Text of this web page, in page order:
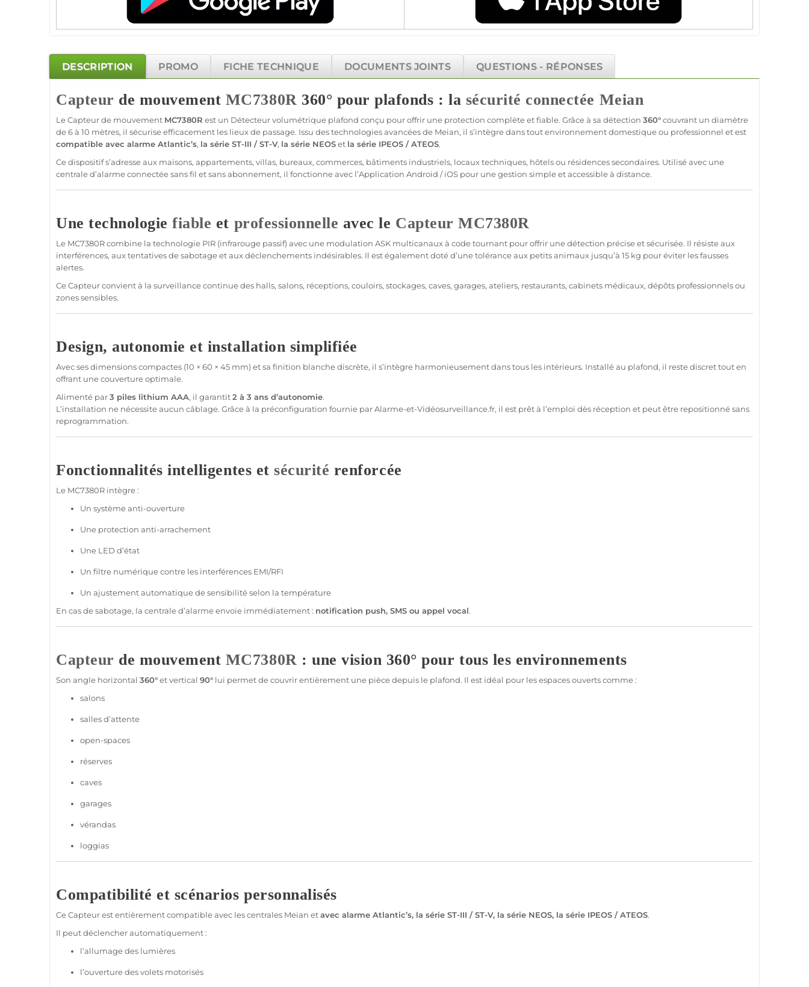
DESCRIPTION PROMO FICHE TECHNIQUE DOCUMENTS JOINTS QUESTIONS - RÉPONSES
Capteur de mouvement MC7380R 360° pour plafonds : la sécurité connectée Meian
LeCapteurde mouvement MC7380R est un Détecteurvolumétrique plafond conçu pour offrir une protection complète etfiable. Grâce à sa détection 360°couvrant un diamètre
de 6 à 10 mètres, il sécurise efficacement les lieux de passage. Issu des technologies avancées de Meian, il s’intègre dans tout environnement domestique ou professionnel et est
compatible avec alarme Atlantic’s, la série ST-III /ST-V, la série NEOSet la série IPEOS /ATEOS.
Ce dispositif s’adresse aux maisons, appartements, villas, bureaux, commerces, bâtiments industriels, locaux techniques, hôtelsou résidencessecondaires. Utilisé avec une
centraled’alarmeconnectéesans fil etsans abonnement, il fonctionne avec l’Application Android /iOS pour une gestion simple et accessible à distance.
Une technologiefiable et professionnelle avec le Capteur MC7380R
Le MC7380Rcombine la technologie PIR (infrarouge passif) avec une modulation ASK multicanaux à code tournant pour offrir une détection précise et sécurisée. Il résiste aux
interférences, aux tentatives de sabotage et aux déclenchements indésirables. Il est également doté d’une tolérance aux petits animaux jusqu’à 15 kg pour éviter les fausses
alertes.
CeCapteurconvient à la surveillancecontinue des halls, salons, réceptions, couloirs, stockages, caves, garages, ateliers, restaurants, cabinets médicaux, dépôts professionnels ou
zones sensibles.
Design, autonomie et installation simplifiée
Avec ses dimensions compactes (10 × 60 × 45 mm) et sa finition blanche discrète, il s’intègre harmonieusement dans tous les intérieurs. Installé au plafond, il reste discret tout en
offrant une couverture optimale.
Alimenté par3 piles lithium AAA, il garantit2 à 3 ans d’autonomie.
L’installation ne nécessite aucun câblage. Grâce à la préconfiguration fournie parAlarme-et-Vidéosurveillance.fr, il est prêt à l’emploi dès réception et peut être repositionné sans
reprogrammation.
Fonctionnalités intelligentes etsécurité renforcée
Le MC7380R intègre :
Un systèmeanti-ouverture
Une protection anti-arrachement
Une LED d’état
Un filtre numérique contre les interférences EMI/RFI
Un ajustement automatique de sensibilité selon la température
En cas de sabotage, la centraled’alarmeenvoie immédiatement : notification push, SMS ou appel vocal.
Capteur de mouvement MC7380R : une vision 360° pour tous les environnements
Son angle horizontal 360°et vertical 90° lui permet de couvrir entièrement une pièce depuis le plafond. Il est idéal pour les espaces ouverts comme :
salons
salles d’attente
open-spaces
réserves
caves
garages
vérandas
loggias
Compatibilité et scénarios personnalisés
CeCapteurest entièrementcompatibleavec les centrales Meian etavec alarme Atlantic’s, la série ST-III /ST-V, la série NEOS, la série IPEOS /ATEOS.
Il peut déclencher automatiquement :
l’allumage des lumières
l’ouverture des volets motorisés